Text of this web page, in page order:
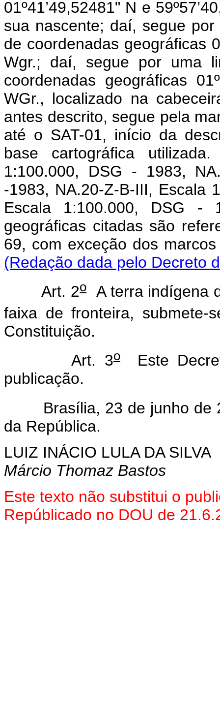
01º41’49,52481" N e
sua nascente; daí, segue
de coordenadas geográficas
Wgr.; daí, segue por uma
coordenadas geográficas
WGr., localizado na
antes descrito, segue pela
até o SAT-01, início da
base cartográfica
1:100.000, DSG - 1983,
-1983, NA.20-Z-B-III, Escala
Escala 1:100.000, DSG -
geográficas citadas são
69, com exceção dos
(Redação dada pelo Decreto
Art. 2oA terra indígena
faixa de fronteira,
Constituição.
Art. 3oEste
publicação.
Brasília, 23 de junho de
da República.
LUIZ INÁCIO LULA DA SILVA
Márcio Thomaz Bastos
Este texto não substitui o
Repúblicado no DOU de